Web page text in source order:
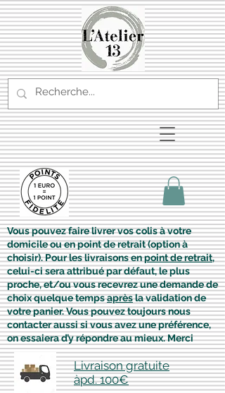
Vous pouvez faire livrer vos colis à votre
domicile ou en point de retrait (option à
choisir). Pour les livraisons enpoint de retrait,
celui-ci sera attribué par défaut, le plus
proche, et/ou vous recevrez une demande de
choix quelque tempsaprèsla validation de
votre panier. Vous pouvez toujours nous
contacter aussi si vous avez une préférence,
on essaiera d’y répondre au mieux. Merci
Livraison gratuite
àpd. 100€